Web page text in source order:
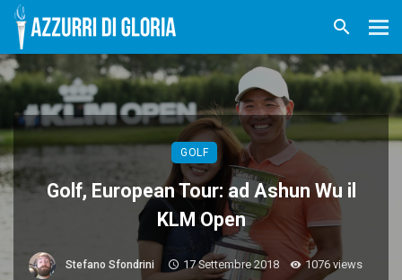
GOLF
Golf, European Tour: ad Ashun Wu il
KLM Open
Stefano Sfondrini 17 Settembre 2018
1076 views